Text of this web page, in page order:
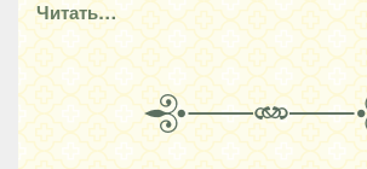
Читать…